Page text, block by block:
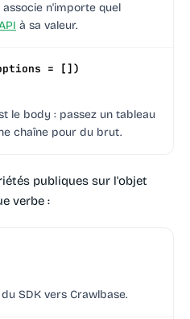
associe n'importe quel
à sa valeur.
= [])
le body : passez un tableau
chaîne pour du brut.
publiques sur l'objet
verbe :
SDK vers Crawlbase.